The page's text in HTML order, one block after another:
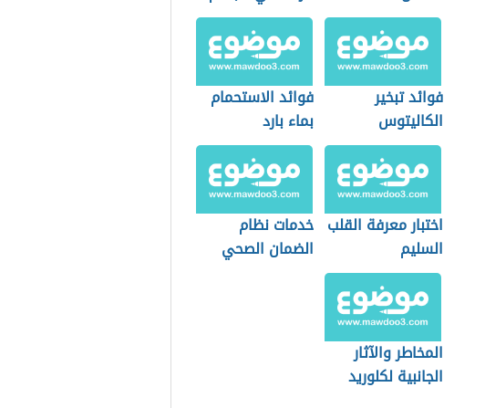
فوائد تبخير
الكاليتوس
فوائد الاستحمام
بماء بارد
اختبار معرفة القلب
السليم
خدمات نظام
الضمان الصحي
المخاطر والآثار
الجانبية لكلوريد